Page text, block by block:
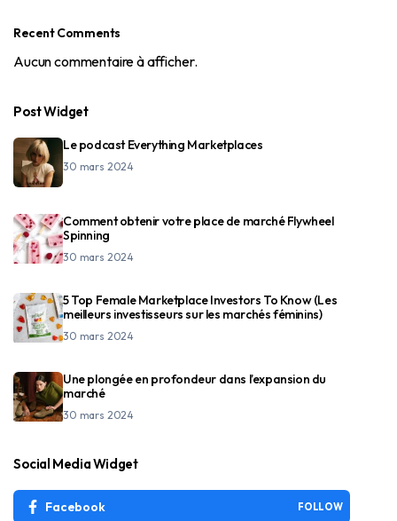
Recent Comments
Aucun commentaire à afficher.
Post Widget
Le podcast Everything Marketplaces
30 mars 2024
Comment obtenir votre place de marché Flywheel
Spinning
30 mars 2024
5 Top Female Marketplace Investors To Know (Les
meilleurs investisseurs sur les marchés féminins)
30 mars 2024
Une plongée en profondeur dans l’expansion du
marché
30 mars 2024
Social Media Widget
Facebook FOLLOW